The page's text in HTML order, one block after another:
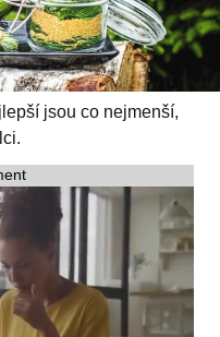
jsou co nejmenší,